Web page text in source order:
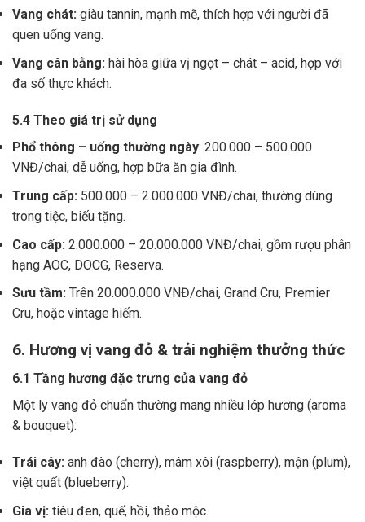
Vang chát: giàu tannin, mạnh mẽ, thích hợp với người đã
quen uống vang.
Vang cân bằng: hài hòa giữa vị ngọt – chát – acid, hợp với
đa số thực khách.
5.4 Theo giá trị sử dụng
Phổ thông – uống thường ngày: 200.000 – 500.000
VNĐ/chai, dễ uống, hợp bữa ăn gia đình.
Trung cấp: 500.000 – 2.000.000 VNĐ/chai, thường dùng
trong tiệc, biếu tặng.
Cao cấp: 2.000.000 – 20.000.000 VNĐ/chai, gồm rượu phân
hạng AOC, DOCG, Reserva.
Sưu tầm: Trên 20.000.000 VNĐ/chai, Grand Cru, Premier
Cru, hoặc vintage hiếm.
6. Hương vị vang đỏ & trải nghiệm thưởng thức
6.1 Tầng hương đặc trưng của vang đỏ
Một ly vang đỏ chuẩn thường mang nhiều lớp hương (aroma
& bouquet):
Trái cây: anh đào (cherry), mâm xôi (raspberry), mận (plum),
việt quất (blueberry).
Gia vị: tiêu đen, quế, hồi, thảo mộc.